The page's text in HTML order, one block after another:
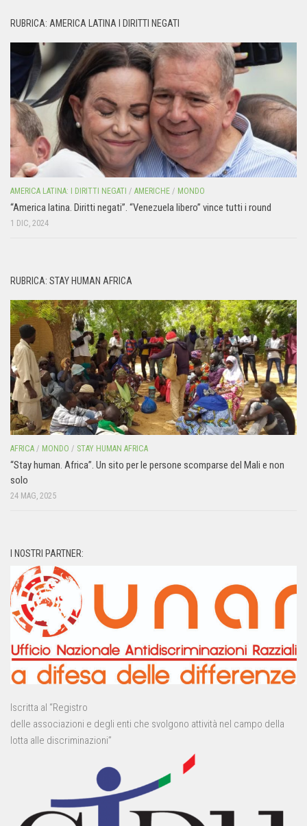
RUBRICA: AMERICA LATINA I DIRITTI NEGATI
AMERICA LATINA: I DIRITTI NEGATI / AMERICHE / MONDO
“America latina. Diritti negati”. “Venezuela libero” vince tutti i round
1 DIC, 2024
RUBRICA: STAY HUMAN AFRICA
AFRICA / MONDO / STAY HUMAN AFRICA
“Stay human. Africa”. Un sito per le persone scomparse del Mali e non
solo
24 MAG, 2025
I NOSTRI PARTNER:
Iscritta al “Registro
delle associazioni e degli enti che svolgono attività nel campo della
lotta alle discriminazioni”